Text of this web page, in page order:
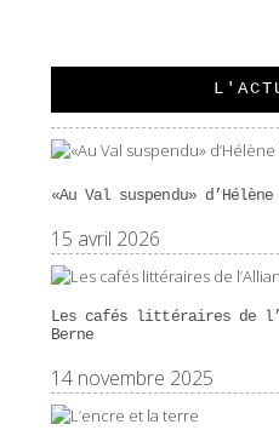
«Au Val suspendu»
15 avril 2026
Les cafés littéraires de
Berne
14 novembre 2025